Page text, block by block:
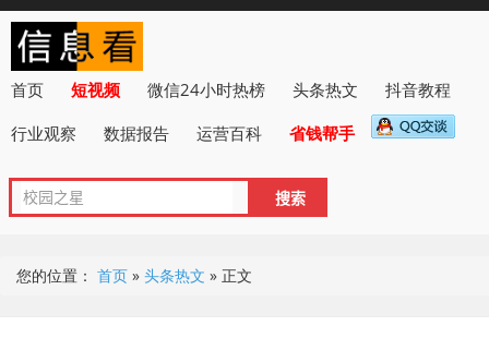
首页 短视频 微信24小时热榜 头条热文
抖音教程
行业观察
数据报告 运营百科 省钱帮手
您的位置： 首页 » 头条热文 » 正文